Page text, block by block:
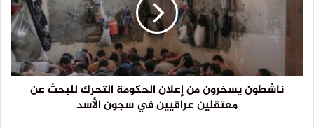
ناشطون يسخرون من إعلان الحكومة التحرك للبحث عن
معتقلين عراقيين في سجون الأسد